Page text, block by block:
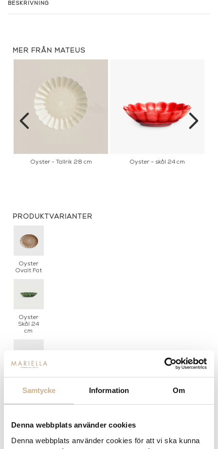
Samtycke Information Om
Denna webbplats använder cookies
Denna webbplats använder cookies för att vi ska kunna
BESKRIVNING
MER FRÅN MATEUS
Oyster - Tallrik 28 cm Oyster - skål 24 cm
PRODUKTVARIANTER
Oyster
Ovalt Fat
Oyster
Skål 24
cm
Oyster
31cm
Oyster -
Tallrik 28